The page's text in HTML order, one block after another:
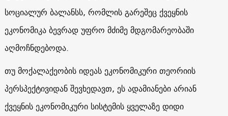
სოციალურ ბალანსს, რომლის გარეშეც ქვეყნის
ეკონომიკა ბევრად უფრო მძიმე მდგომარეობაში
აღმოჩნდებოდა.
თუ მოქალაქეობის იდეას ეკონომიკური თეორიის
პერსპექტივიდან შევხედავთ, ეს ადამიანები არიან
ქვეყნის ეკონომიკური სისტემის ყველაზე დიდი